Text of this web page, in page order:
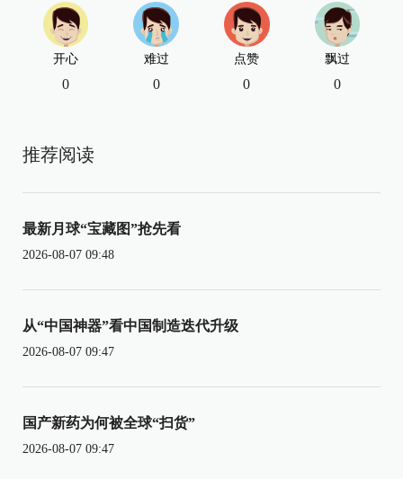
开心
0
难过
0
点赞
0
飘过
0
推荐阅读
最新月球“宝藏图”抢先看
2026-08-07 09:48
从“中国神器”看中国制造迭代升级
2026-08-07 09:47
国产新药为何被全球“扫货”
2026-08-07 09:47